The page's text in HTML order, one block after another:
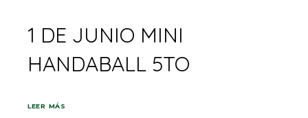
1 DE JUNIO MINI
HANDABALL 5TO
LEER MÁS